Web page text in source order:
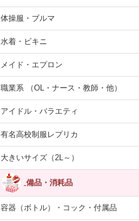
体操服・ブルマ
水着・ビキニ
メイド・エプロン
職業系 （OL・ナース・教師・他）
アイドル・バラエティ
有名高校制服レプリカ
大きいサイズ（2L～）
備品・消耗品
容器（ボトル）・コック・付属品